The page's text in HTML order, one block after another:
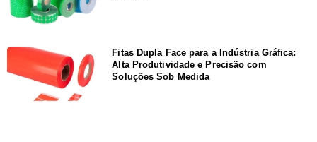
Fitas Dupla Face para a Indústria Gráfica:
Alta Produtividade e Precisão com
Soluções Sob Medida